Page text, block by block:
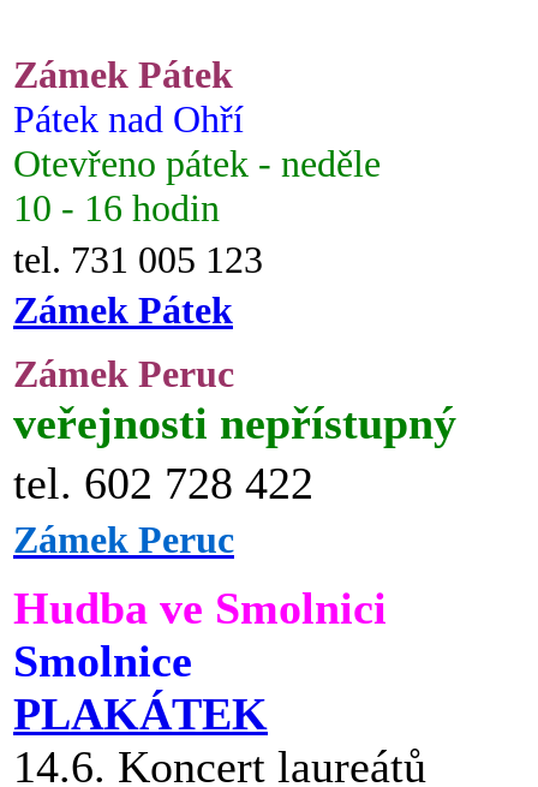
Zámek Pátek
Pátek nad Ohří
Otevřeno pátek - neděle
10 - 16 hodin
tel. 731 005 123
Zámek Pátek
Zámek Peruc
veřejnosti nepřístupný
tel. 602 728 422
Zámek Peruc
Hudba ve Smolnici
Smolnice
PLAKÁTEK
14.6. Koncert laureátů